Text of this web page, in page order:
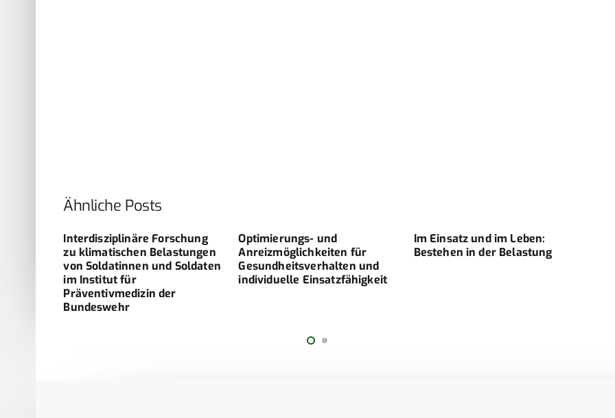
Ähnliche Posts
Interdisziplinäre Forschung
zu klimatischen Belastungen
von Soldatinnen und Soldaten
im Institut für
Präventivmedizin der
Bundeswehr
Optimierungs- und
Anreizmöglichkeiten für
Gesundheitsverhalten und
individuelle Einsatzfähigkeit
Im Einsatz und im Leben:
Bestehen in der Belastung